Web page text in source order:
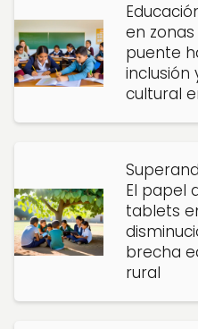
en zonas
puente
inclusión
cultural
El papel
tablets
brecha
rural